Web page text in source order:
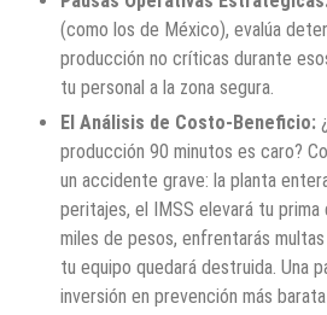
(como los de México), evalúa
producción no críticas durante
tu personal a la zona segura.
El Análisis de Costo-Beneficio:
producción 90 minutos es caro?
un accidente grave: la planta
peritajes, el IMSS elevará tu
miles de pesos, enfrentarás
tu equipo quedará destruida. Una
inversión en prevención más